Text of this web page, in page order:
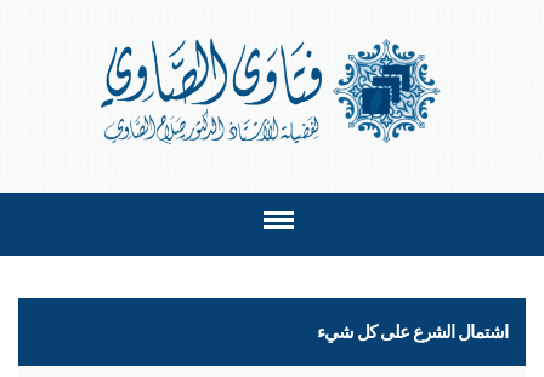
اشتمال الشرع على كل شيء